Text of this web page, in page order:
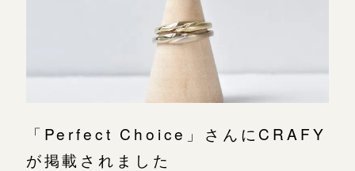
「Perfect Choice」さんにCRAFY
が掲載されました